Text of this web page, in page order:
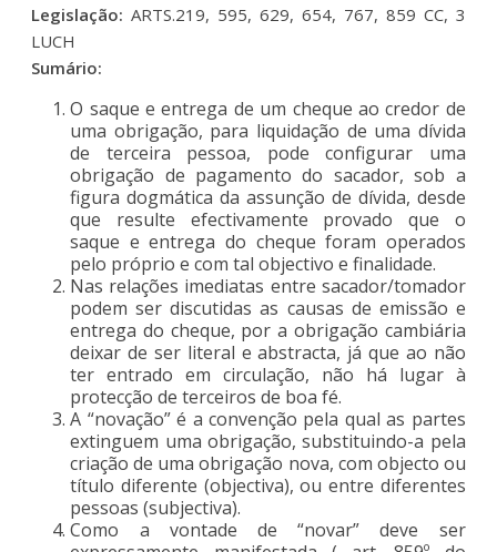
Legislação: ARTS.219, 595, 629, 654, 767, 859 CC, 3
LUCH
Sumário:
O saque e entrega de um cheque ao credor de
uma obrigação, para liquidação de uma dívida
de terceira pessoa, pode configurar uma
obrigação de pagamento do sacador, sob a
figura dogmática da assunção de dívida, desde
que resulte efectivamente provado que o
saque e entrega do cheque foram operados
pelo próprio e com tal objectivo e finalidade.
Nas relações imediatas entre sacador/tomador
podem ser discutidas as causas de emissão e
entrega do cheque, por a obrigação cambiária
deixar de ser literal e abstracta, já que ao não
ter entrado em circulação, não há lugar à
protecção de terceiros de boa fé.
A “novação” é a convenção pela qual as partes
extinguem uma obrigação, substituindo-a pela
criação de uma obrigação nova, com objecto ou
título diferente (objectiva), ou entre diferentes
pessoas (subjectiva).
Como a vontade de “novar” deve ser